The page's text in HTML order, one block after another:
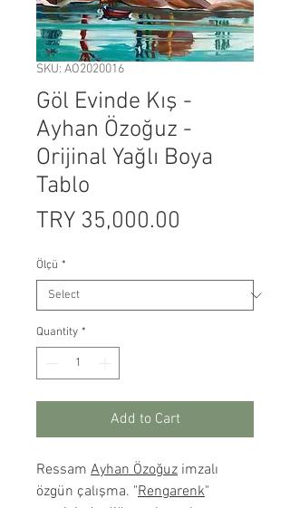
SKU: AO2020016
Göl Evinde Kış -
Ayhan Özoğuz -
Orijinal Yağlı Boya
Tablo
TRY 35,000.00
Ölçü *
Quantity *
Add to Cart
Ressam Ayhan Özoğuz imzalı
özgün çalışma. "Rengarenk"